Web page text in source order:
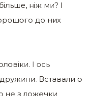
ніж ми? І
до них
І ось
дружини. Вставали о
не з ложечки